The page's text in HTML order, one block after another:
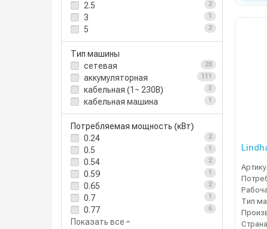
2.5 2
3 1
5 2
Тип машины
сетевая
28
аккумуляторная 111
кабельная (1~ 230В) 3
кабельная машина 1
Потребляемая мощность (кВт)
0.24
2
0.5 1
0.54 2
0.59 1
0.65 2
0.7 1
0.77 6
Показать все
Тип